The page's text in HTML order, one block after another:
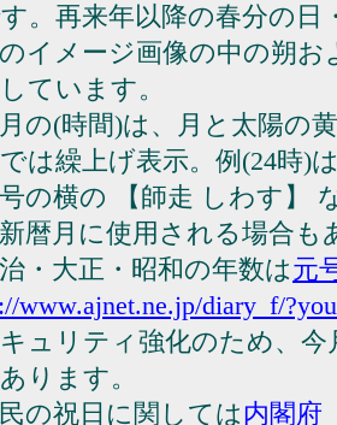
。再来年以降の春分の日
イメージ画像の中の朔
ています。
の(時間)は、月と太陽の
は繰上げ表示。例(24時)
の横の 【師走 しわす】
暦月に使用される場合も
・大正・昭和の年数は元
www.ajnet.ne.jp/diary_f/
ュリティ強化のため、今
ります。
の祝日に関しては内閣府